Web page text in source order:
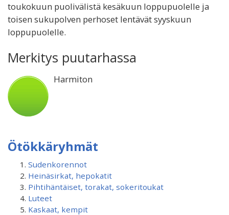
toukokuun puolivälistä kesäkuun loppupuolelle ja
toisen sukupolven perhoset lentävät syyskuun
loppupuolelle.
Merkitys puutarhassa
Harmiton
Ötökkäryhmät
Sudenkorennot
Heinäsirkat, hepokatit
Pihtihäntäiset, torakat, sokeritoukat
Luteet
Kaskaat, kempit